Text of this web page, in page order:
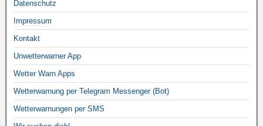
Datenschutz
Impressum
Kontakt
Unwetterwarner App
Wetter Warn Apps
Wetterwarnung per Telegram Messenger (Bot)
Wetterwarnungen per SMS